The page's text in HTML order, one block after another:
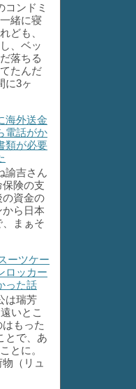
コンドミ
緒に寝
ども、
、ベッ
落ちる
たんだ
に3ヶ
海外送金
電話がか
類が必要
諭吉さん
険の支
の資金の
ら日本
まぁそ
ーツケー
ロッカー
った話
は瑞芳
いとこ
もった
とで、あ
とに。
（リュ